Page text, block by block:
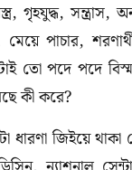
গৃহযুদ্ধ, সন্ত্রাস,
পাচার,
তো পদে পদে
কী করে?
জিইয়ে থাকা